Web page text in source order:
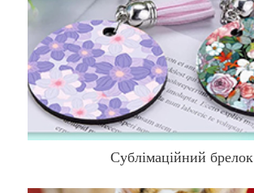
Сублімаційний брелок